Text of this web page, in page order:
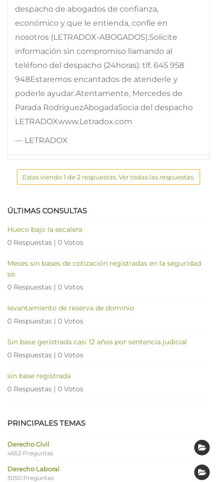
despacho de abogados de confianza,
económico y que le entienda, confíe en
nosotros (LETRADOX-ABOGADOS).Solicite
información sin compromiso llamando al
teléfono del despacho (24horas): tlf. 645 958
948Estaremos encantados de atenderle y
poderle ayudar.Atentamente, Mercedes de
Parada RodríguezAbogadaSocia del despacho
LETRADOXwww.Letradox.com
— LETRADOX
Estas viendo 1 de 2 respuestas. Ver todas las respuestas.
ÚLTIMAS CONSULTAS
Hueco bajo la escalera
0 Respuestas | 0 Votos
Meses sin bases de cotización registradas en la seguridad
so
0 Respuestas | 0 Votos
levantamiento de reserva de dominio
0 Respuestas | 0 Votos
Sin base geristrada casi 12 años por sentencia judicial
0 Respuestas | 0 Votos
sin base registrada
0 Respuestas | 0 Votos
PRINCIPALES TEMAS
Derecho Civil
4653 Preguntas
Derecho Laboral
3050 Preguntas